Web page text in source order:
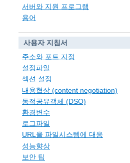
서버와 지원 프로그램
용어
사용자 지침서
주소와 포트 지정
설정파일
섹션 설정
내용협상 (content negotiation)
동적공유객체 (DSO)
환경변수
로그파일
URL을 파일시스템에 대응
성능향상
보안 팁